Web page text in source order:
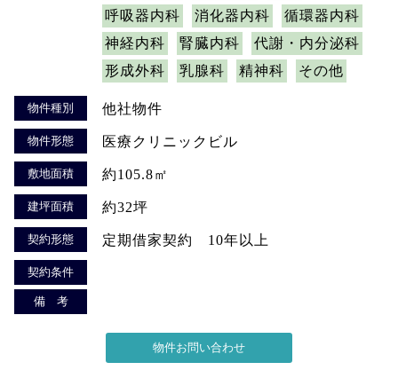
呼吸器内科
消化器内科
循環器内科
神経内科
腎臓内科
代謝・内分泌科
形成外科
乳腺科 精神科 その他
物件種別 他社物件
物件形態 医療クリニックビル
敷地面積 約105.8㎡
建坪面積 約32坪
契約形態 定期借家契約 10年以上
契約条件
備 考